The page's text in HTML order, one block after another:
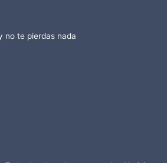
no te pierdas nada